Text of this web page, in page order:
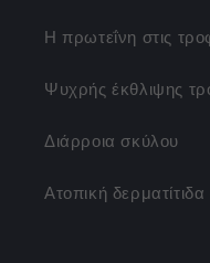
Η πρωτεΐνη στις
Ψυχρής έκθλιψης
Διάρροια σκύλου
Ατοπική